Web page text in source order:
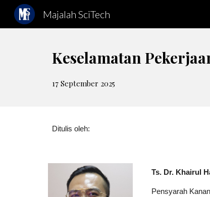
Majalah SciTech
Keselamatan
17 September 2025
Ditulis oleh:
Ts. Dr. Khairul
Pensyarah